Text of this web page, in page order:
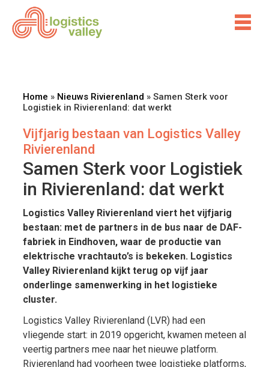
Home » Nieuws Rivierenland » Samen Sterk voor
Logistiek in Rivierenland: dat werkt
Vijfjarig bestaan van Logistics Valley
Rivierenland
Samen Sterk voor Logistiek
in Rivierenland: dat werkt
Logistics Valley Rivierenland viert het vijfjarig
bestaan: met de partners in de bus naar de DAF-
fabriek in Eindhoven, waar de productie van
elektrische vrachtauto’s is bekeken. Logistics
Valley Rivierenland kijkt terug op vijf jaar
onderlinge samenwerking in het logistieke
cluster.
Logistics Valley Rivierenland (LVR) had een
vliegende start: in 2019 opgericht, kwamen meteen al
veertig partners mee naar het nieuwe platform.
Rivierenland had voorheen twee logistieke platforms,